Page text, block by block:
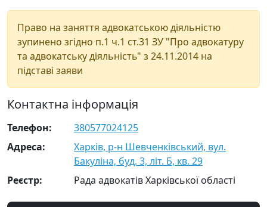
Право на заняття адвокатською діяльністю
зупинено згідно п.1 ч.1 ст.31 ЗУ "Про адвокатуру
та адвокатську діяльність" з 24.11.2014 на
підставі заяви
Контактна інформація
Телефон:
380577024125
Адреса:
Харків, р-н Шевченківський, вул.
Бакуліна, буд. 3, літ. Б, кв. 29
Реєстр:
Рада адвокатів Харківської області